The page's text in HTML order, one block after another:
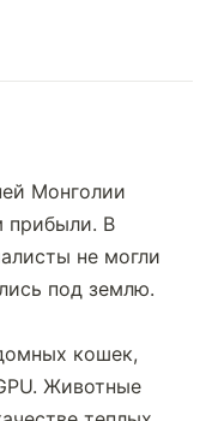
Монголии
прибыли. В
не могли
под землю.
кошек,
Животные